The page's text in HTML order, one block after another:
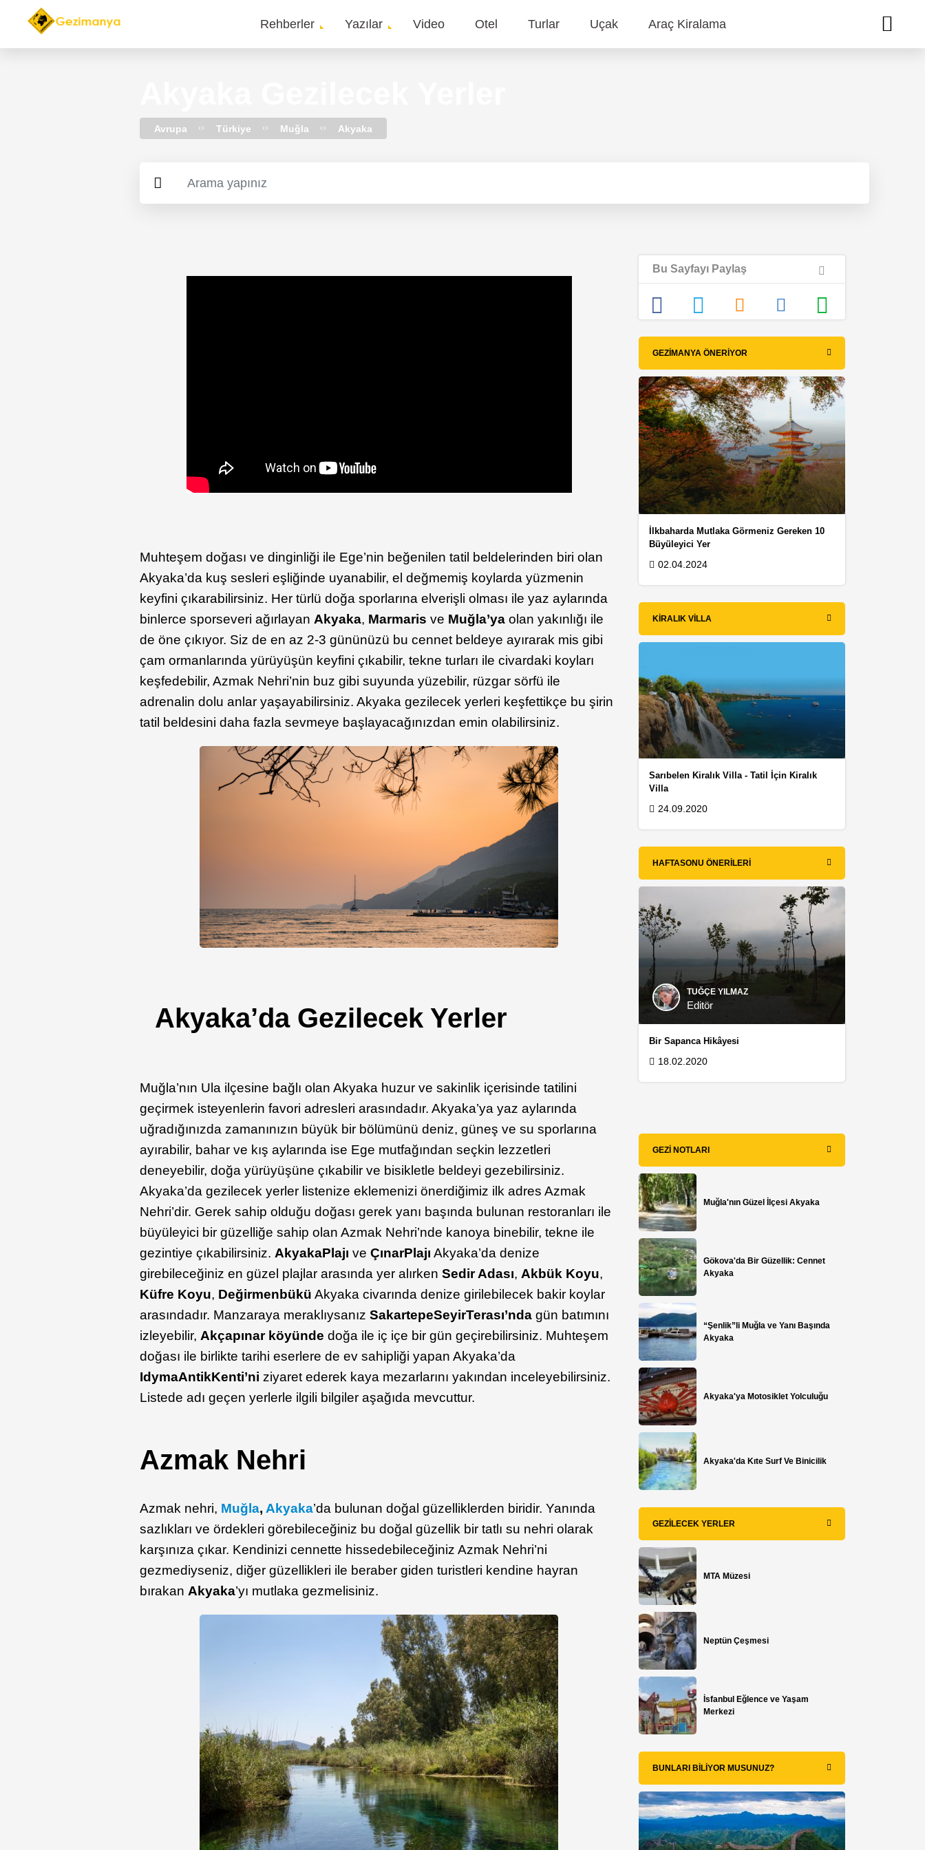
Main
Rehberler Yazılar Video Otel Turlar Uçak Araç Kiralama
Avrupa Türkiye Muğla Akyaka
Muhteşem doğası ve dinginliği ile Ege’nin beğenilen tatil beldelerinden biri olan
Akyaka’da kuş sesleri eşliğinde uyanabilir, el değmemiş koylarda yüzmenin
keyfini çıkarabilirsiniz. Her türlü doğa sporlarına elverişli olması ile yaz aylarında
binlerce sporseveri ağırlayan Akyaka, Marmaris ve Muğla’ya olan yakınlığı ile
de öne çıkıyor. Siz de en az 2-3 gününüzü bu cennet beldeye ayırarak mis gibi
çam ormanlarında yürüyüşün keyfini çıkabilir, tekne turları ile civardaki koyları
keşfedebilir, Azmak Nehri’nin buz gibi suyunda yüzebilir, rüzgar sörfü ile
adrenalin dolu anlar yaşayabilirsiniz. Akyaka gezilecek yerleri keşfettikçe bu şirin
tatil beldesini daha fazla sevmeye başlayacağınızdan emin olabilirsiniz.
Akyaka’da Gezilecek Yerler
Muğla’nın Ula ilçesine bağlı olan Akyaka huzur ve sakinlik içerisinde tatilini
geçirmek isteyenlerin favori adresleri arasındadır. Akyaka’ya yaz aylarında
uğradığınızda zamanınızın büyük bir bölümünü deniz, güneş ve su sporlarına
ayırabilir, bahar ve kış aylarında ise Ege mutfağından seçkin lezzetleri
deneyebilir, doğa yürüyüşüne çıkabilir ve bisikletle beldeyi gezebilirsiniz.
Akyaka’da gezilecek yerler listenize eklemenizi önerdiğimiz ilk adres Azmak
Nehri’dir. Gerek sahip olduğu doğası gerek yanı başında bulunan restoranları ile
büyüleyici bir güzelliğe sahip olan Azmak Nehri’nde kanoya binebilir, tekne ile
gezintiye çıkabilirsiniz. AkyakaPlajı veÇınarPlajı Akyaka’da denize
girebileceğiniz en güzel plajlar arasında yer alırkenSedir Adası, Akbük Koyu,
Küfre Koyu, Değirmenbükü Akyaka civarında denize girilebilecek bakir koylar
arasındadır. Manzaraya meraklıysanızSakartepeSeyirTerası’nda gün batımını
izleyebilir, Akçapınarköyünde doğa ile iç içe bir gün geçirebilirsiniz. Muhteşem
doğası ile birlikte tarihi eserlere de ev sahipliği yapan Akyaka’da
IdymaAntikKenti’ni ziyaret ederek kaya mezarlarını yakından inceleyebilirsiniz.
Listede adı geçen yerlerle ilgili bilgiler aşağıda mevcuttur.
Azmak Nehri
Azmak nehri, Muğla, Akyaka’da bulunan doğal güzelliklerden biridir. Yanında
sazlıkları ve ördekleri görebileceğiniz bu doğal güzellik bir tatlı su nehri olarak
karşınıza çıkar. Kendinizi cennette hissedebileceğiniz Azmak Nehri’ni
gezmediyseniz, diğer güzellikleri ile beraber giden turistleri kendine hayran
bırakan Akyaka’yı mutlaka gezmelisiniz.
Bu Sayfayı Paylaş
GEZIMANYA ÖNERIYOR
İlkbaharda Mutlaka Görmeniz Gereken 10
Büyüleyici Yer
02.04.2024
KIRALIK VILLA
Sarıbelen Kiralık Villa - Tatil İçin Kiralık
Villa
24.09.2020
HAFTASONU ÖNERILERI
TUĞÇE YILMAZ
Editör
Bir Sapanca Hikâyesi
18.02.2020
GEZI NOTLARI
Muğla'nın Güzel İlçesi Akyaka
Gökova'da Bir Güzellik: Cennet
Akyaka
“Şenlik”li Muğla ve Yanı Başında
Akyaka
Akyaka'ya Motosiklet Yolculuğu
Akyaka'da Kıte Surf Ve Binicilik
GEZILECEK YERLER
MTA Müzesi
Neptün Çeşmesi
İsfanbul Eğlence ve Yaşam
Merkezi
BUNLARI BILIYOR MUSUNUZ?